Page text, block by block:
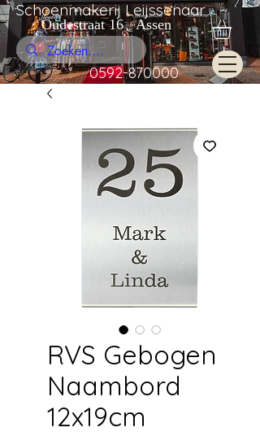
Schoenmakerij Leijssenaar
Oudestraat 16 Assen
0592-870000
RVS Gebogen
Naambord
12x19cm